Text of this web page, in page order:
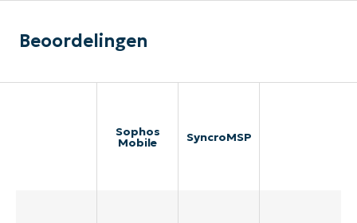
Beoordelingen
Sophos
Mobile SyncroMSP